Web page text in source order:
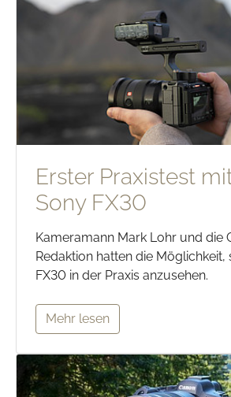
Erster Praxistest
Sony FX30
Kameramann Mark Lohr und die
Redaktion hatten die Möglichkeit,
FX30 in der Praxis anzusehen.
Mehr lesen